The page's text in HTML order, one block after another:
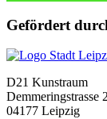
Gefördert
D21 Kunstraum
Demmeringstrasse
04177 Leipzig